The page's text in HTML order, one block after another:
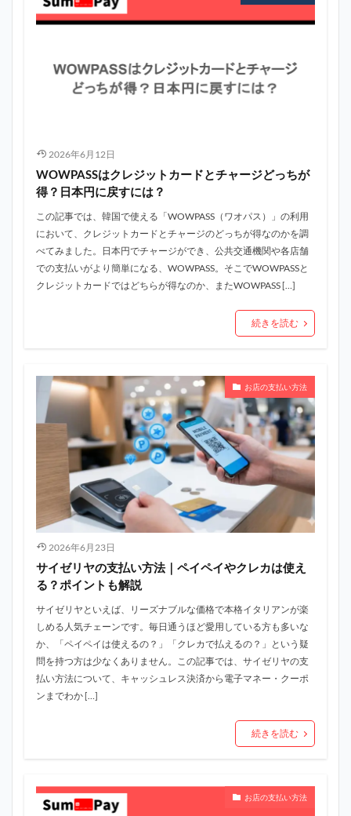
2026年6月12日
WOWPASSはクレジットカードとチャージどっちが
得？日本円に戻すには？
この記事では、韓国で使える「WOWPASS（ワオパス）」の利用
において、クレジットカードとチャージのどっちが得なのかを調
べてみました。日本円でチャージができ、公共交通機関や各店舗
での支払いがより簡単になる、WOWPASS。そこでWOWPASSと
クレジットカードではどちらが得なのか、またWOWPASS […]
続きを読む
お店の支払い方法
2026年6月23日
サイゼリヤの支払い方法｜ペイペイやクレカは使え
る？ポイントも解説
サイゼリヤといえば、リーズナブルな価格で本格イタリアンが楽
しめる人気チェーンです。毎日通うほど愛用している方も多いな
か、「ペイペイは使えるの？」「クレカで払えるの？」という疑
問を持つ方は少なくありません。この記事では、サイゼリヤの支
払い方法について、キャッシュレス決済から電子マネー・クーポ
ンまでわか […]
続きを読む
お店の支払い方法